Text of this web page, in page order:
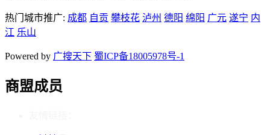
热门城市推广: 成都 自贡 攀枝花 泸州 德阳 绵阳 广元 遂宁 内
江 乐山
Powered by 广搜天下 蜀ICP备18005978号-1
商盟成员